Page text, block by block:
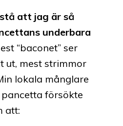
att jag är så
underbara
“baconet” ser
ut, mest strimmor
lokala månglare
försökte
att: